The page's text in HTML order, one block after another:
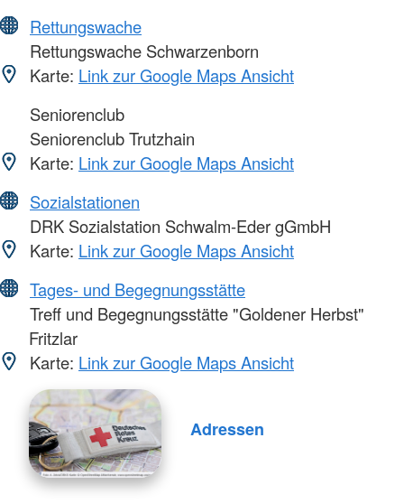
Rettungswache
Rettungswache Schwarzenborn
Karte: Link zur Google Maps Ansicht
Seniorenclub
Seniorenclub Trutzhain
Karte: Link zur Google Maps Ansicht
Sozialstationen
DRK Sozialstation Schwalm-Eder gGmbH
Karte: Link zur Google Maps Ansicht
Tages- und Begegnungsstätte
Treff und Begegnungsstätte "Goldener Herbst"
Fritzlar
Karte: Link zur Google Maps Ansicht
Adressen